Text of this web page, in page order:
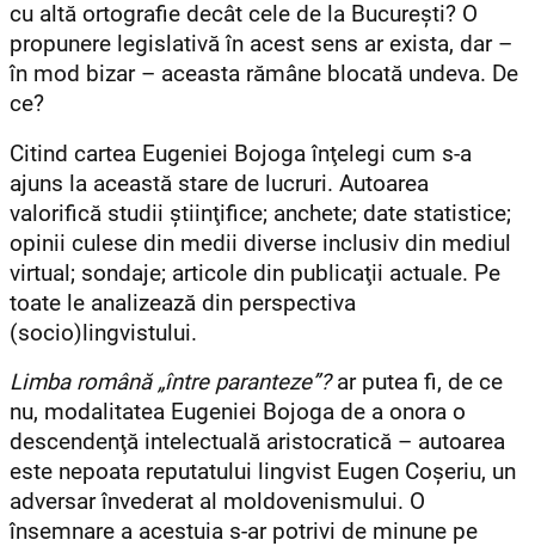
cu altă ortografie decât cele de la Bucureşti? O
propunere legislativă în acest sens ar exista, dar –
în mod bizar – aceasta rămâne blocată undeva. De
ce?
Citind cartea Eugeniei Bojoga înţelegi cum s-a
ajuns la această stare de lucruri. Autoarea
valorifică studii ştiinţifice; anchete; date statistice;
opinii culese din medii diverse inclusiv din mediul
virtual; sondaje; articole din publicaţii actuale. Pe
toate le analizează din perspectiva
(socio)lingvistului.
Limba română „între paranteze”?ar putea fi, de ce
nu, modalitatea Eugeniei Bojoga de a onora o
descendenţă intelectuală aristocratică – autoarea
este nepoata reputatului lingvist Eugen Coşeriu, un
adversar învederat al moldovenismului. O
însemnare a acestuia s-ar potrivi de minune pe